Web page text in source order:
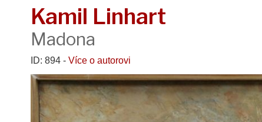
Kamil Linhart
Madona
ID: 894 - Více o autorovi